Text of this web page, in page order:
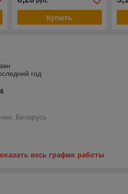
Купить
год
Беларусь
весь график работы